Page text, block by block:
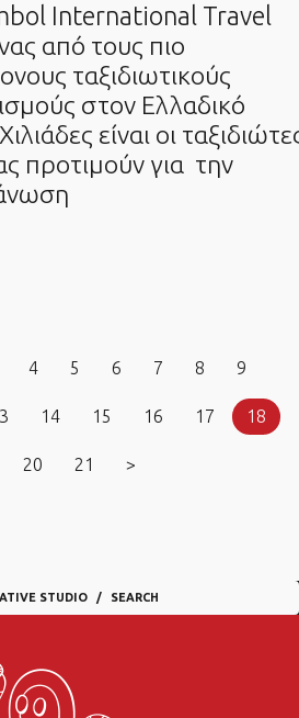
International Travel
από τους πιο
ταξιδιωτικούς
στον Ελλαδικό
είναι οι
προτιμούν για την
4 5 6 7 8 9
14 15 16 17 18
20 21 >
STUDIO SEARCH